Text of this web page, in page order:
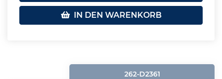
IN DEN WARENKORB
262-D2361